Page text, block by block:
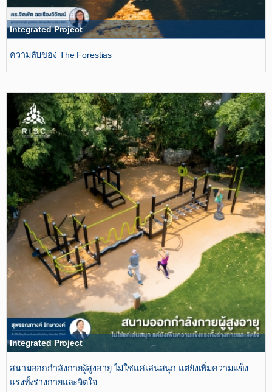
Integrated Project
ความลับของ The Forestias
Integrated Project
สนามออกกำลังกายผู้สูงอายุ ไม่ใช่แค่เล่นสนุก แต่ยังเพิ่มความแข็ง
แรงทั้งร่างกายและจิตใจ